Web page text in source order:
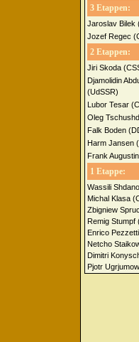
3 Etappen:
Jaroslav Bilek
Jozef Regec
2 Etappen:
Jiri Skoda
Djamolidin
(UdSSR)
Lubor Tesar
Oleg
Falk Boden
Harm Jansen
Frank
1 Etappe:
Wassili
Michal Klasa
Zbigniew
Remig Stumpf
Enrico
Netcho
Dimitri
Pjotr